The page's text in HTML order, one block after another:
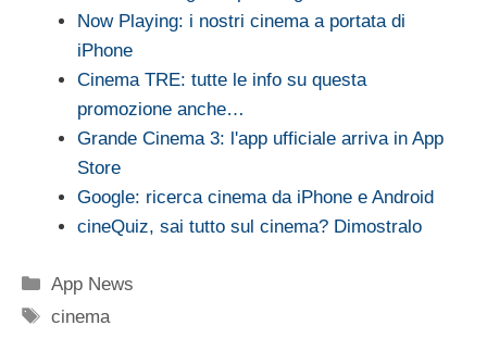
Now Playing: i nostri cinema a portata di
iPhone
Cinema TRE: tutte le info su questa
promozione anche…
Grande Cinema 3: l'app ufficiale arriva in App
Store
Google: ricerca cinema da iPhone e Android
cineQuiz, sai tutto sul cinema? Dimostralo
Categorie
App News
Tag
cinema